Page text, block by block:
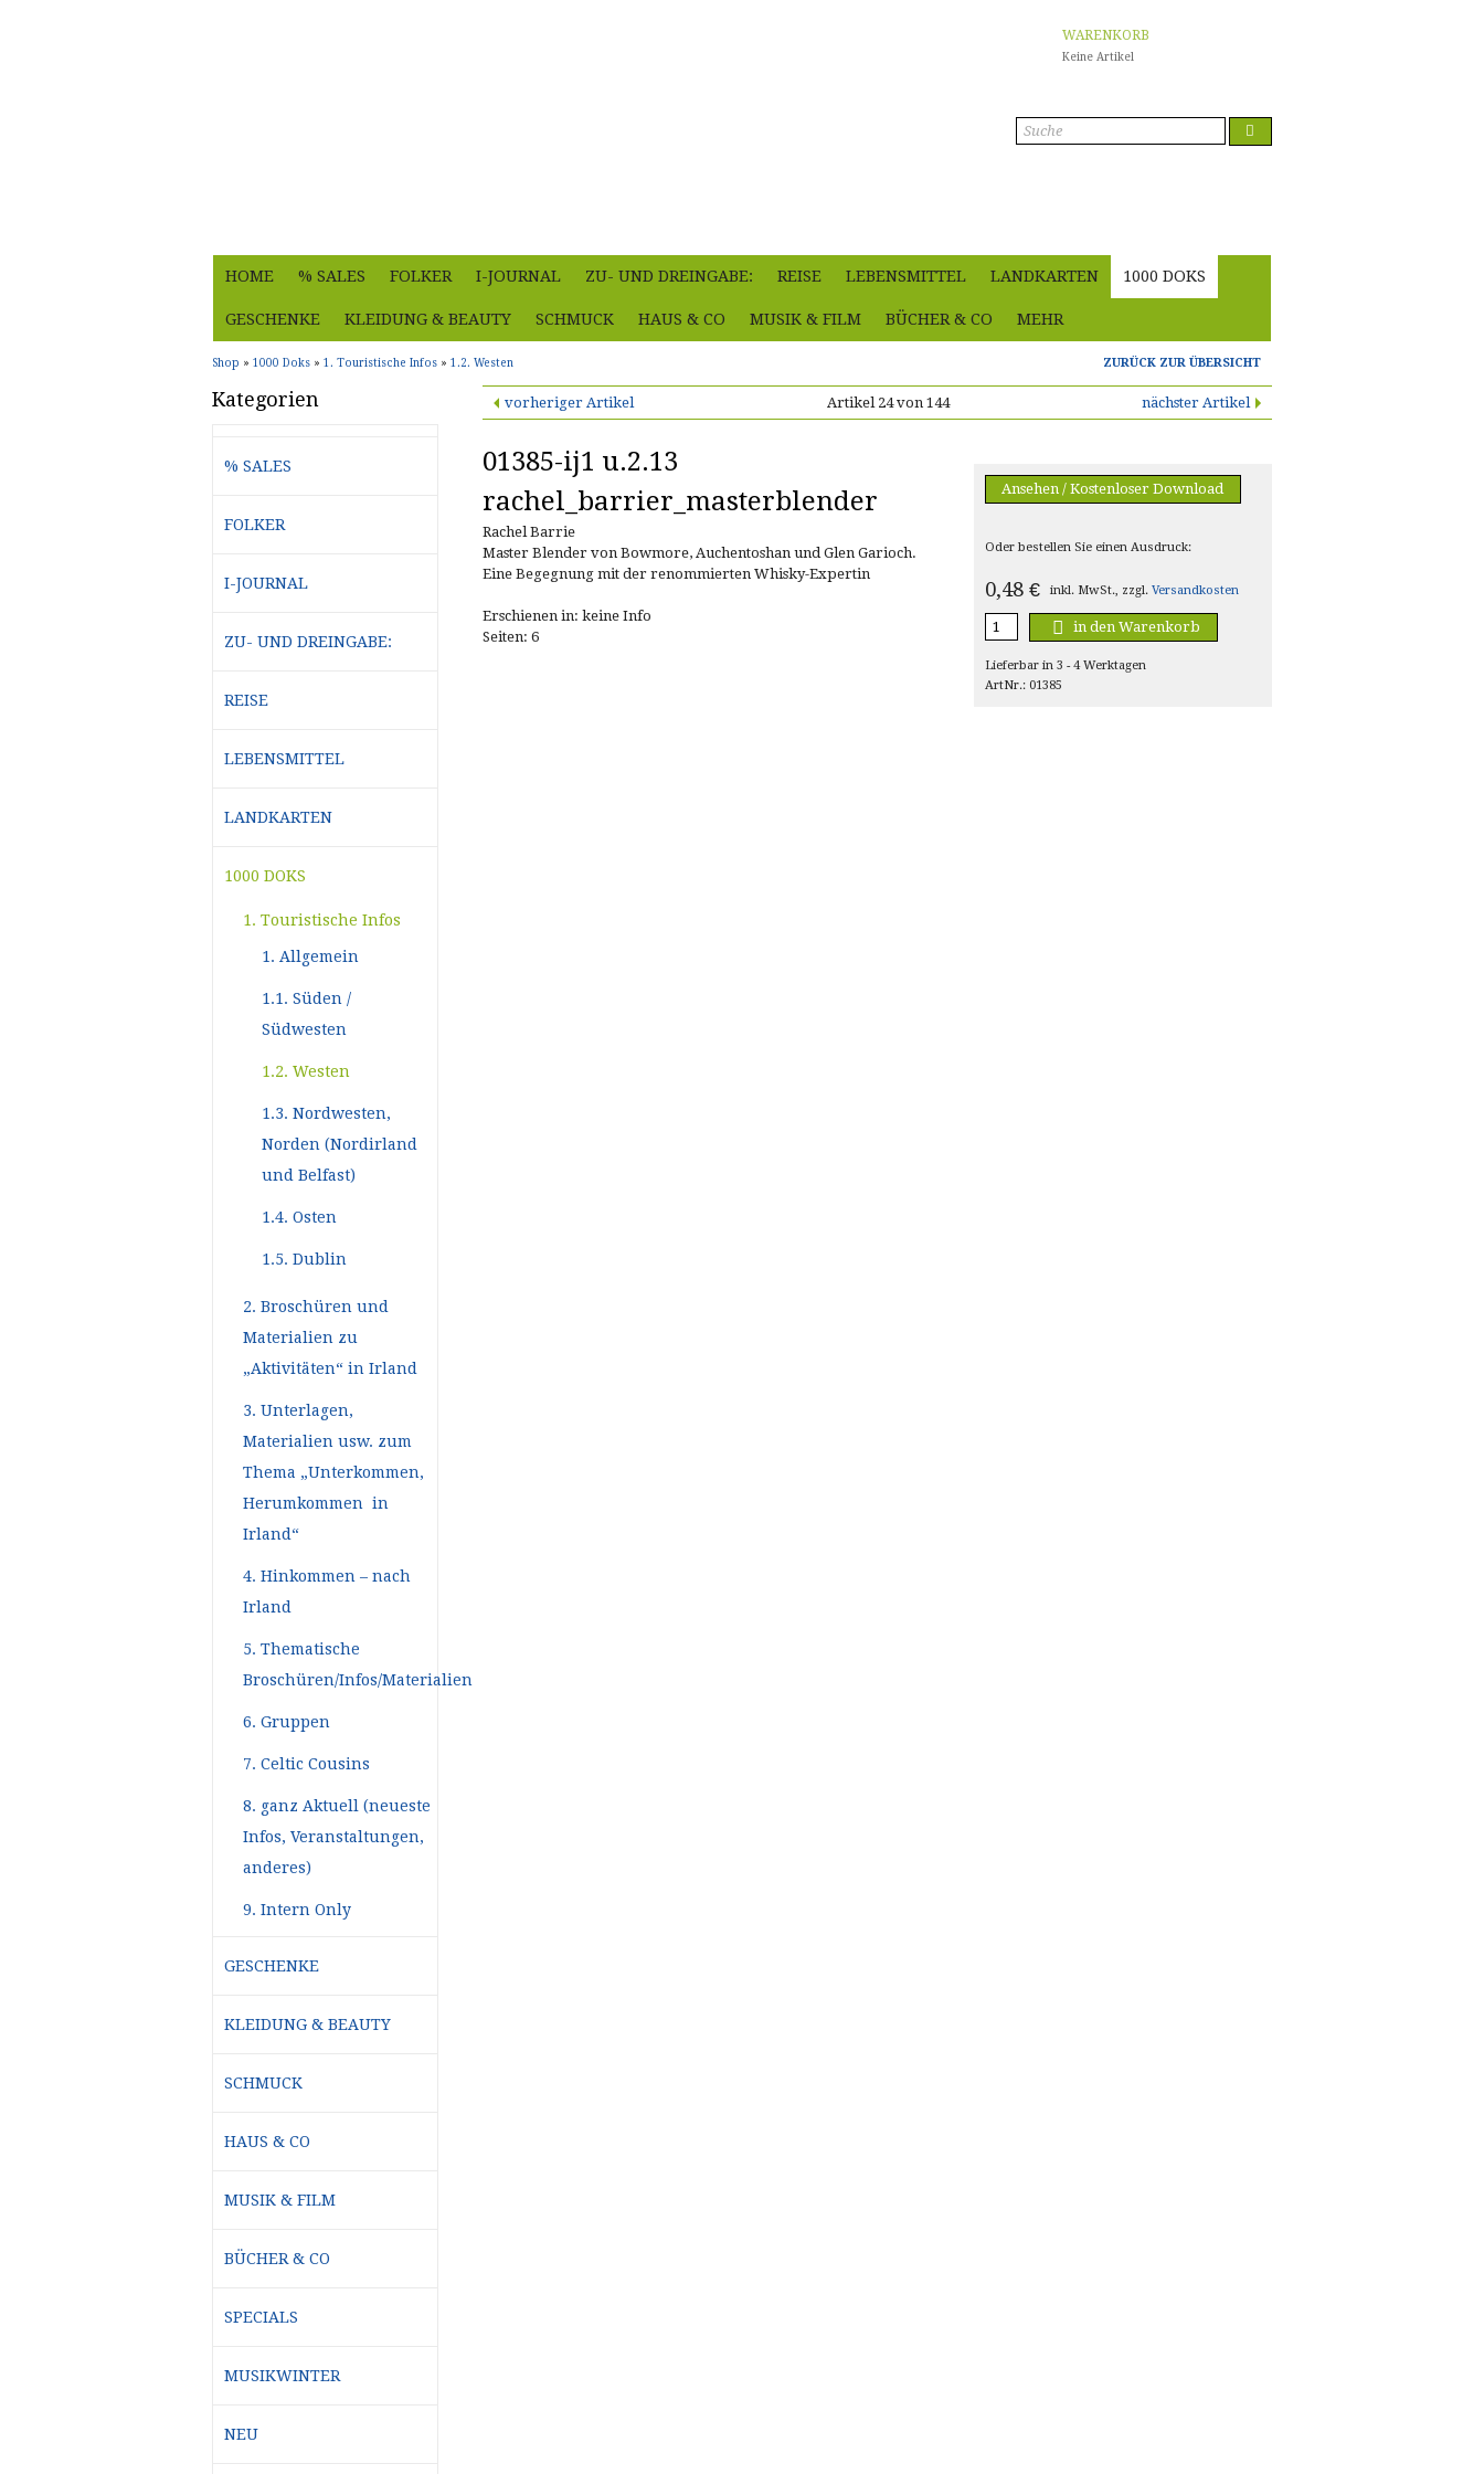
WARENKORB
Keine Artikel
HOME % SALES FOLKER I-JOURNAL ZU- UND DREINGABE: REISE LEBENSMITTEL LANDKARTEN 1000 DOKS
GESCHENKE KLEIDUNG & BEAUTY SCHMUCK HAUS & CO MUSIK & FILM BÜCHER & CO MEHR
Shop » 1000 Doks » 1. Touristische Infos » 1.2. Westen ZURÜCK ZUR ÜBERSICHT
vorheriger Artikel Artikel 24 von 144 nächster Artikel
01385-ij1 u.2.13
rachel_barrier_masterblender
Rachel Barrie
Master Blender von Bowmore, Auchentoshan und Glen Garioch.
Eine Begegnung mit der renommierten Whisky-Expertin
Erschienen in: keine Info
Seiten: 6
Ansehen / Kostenloser Download
Oder bestellen Sie einen Ausdruck:
0,48 € inkl. MwSt., zzgl.Versandkosten
in den Warenkorb
Lieferbar in 3 - 4 Werktagen
ArtNr.: 01385
Kategorien
% SALES
FOLKER
I-JOURNAL
ZU- UND DREINGABE:
REISE
LEBENSMITTEL
LANDKARTEN
1000 DOKS
1. Touristische Infos
1. Allgemein
1.1. Süden /
Südwesten
1.2. Westen
1.3. Nordwesten,
Norden (Nordirland
und Belfast)
1.4. Osten
1.5. Dublin
2. Broschüren und
Materialien zu
„Aktivitäten“ in Irland
3. Unterlagen,
Materialien usw. zum
Thema „Unterkommen,
Herumkommen in
Irland“
4. Hinkommen – nach
Irland
5. Thematische
Broschüren/Infos/Materialien
6. Gruppen
7. Celtic Cousins
8. ganz Aktuell (neueste
Infos, Veranstaltungen,
anderes)
9. Intern Only
GESCHENKE
KLEIDUNG & BEAUTY
SCHMUCK
HAUS & CO
MUSIK & FILM
BÜCHER & CO
SPECIALS
MUSIKWINTER
NEU